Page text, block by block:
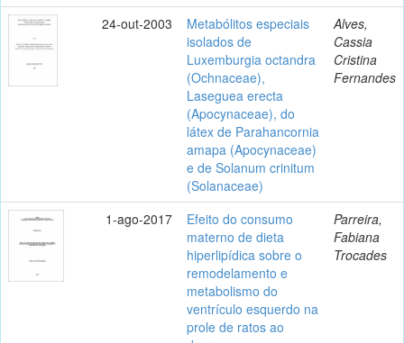
24-out-2003
Metabólitos especiais
isolados de
Luxemburgia octandra
(Ochnaceae),
Laseguea erecta
(Apocynaceae), do
látex de Parahancornia
amapa (Apocynaceae)
e de Solanum crinitum
(Solanaceae)
Alves,
Cassia
Cristina
Fernandes
1-ago-2017
Efeito do consumo
materno de dieta
hiperlipídica sobre o
remodelamento e
metabolismo do
ventrículo esquerdo na
prole de ratos ao
Parreira,
Fabiana
Trocades